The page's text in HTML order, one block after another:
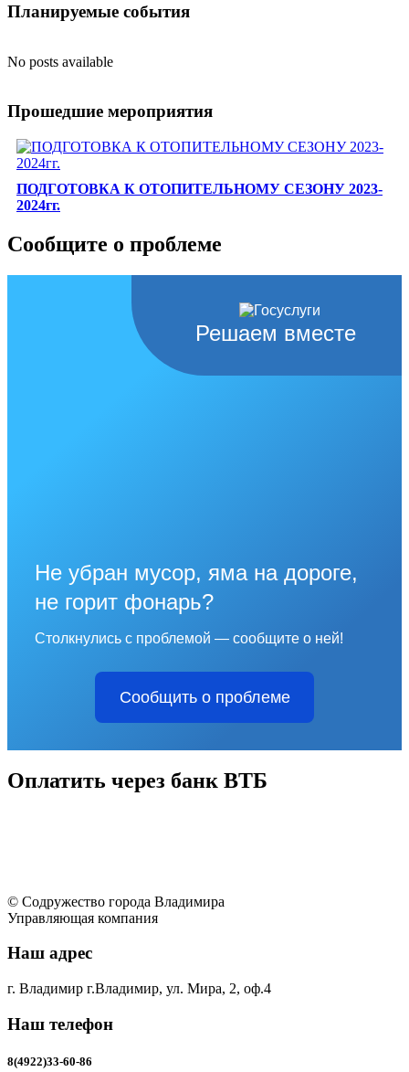
Планируемые события
No posts available
Прошедшие мероприятия
ПОДГОТОВКА К ОТОПИТЕЛЬНОМУ СЕЗОНУ 2023-
2024гг.
Сообщите о проблеме
Решаем вместе
Не убран мусор, яма на дороге,
не горит фонарь?
Столкнулись с проблемой — сообщите о ней!
Сообщить о проблеме
Оплатить через банк ВТБ
© Содружество города Владимира
Управляющая компания
Наш адрес
г. Владимир г.Владимир, ул. Мира, 2, оф.4
Наш телефон
8(4922)33-60-86